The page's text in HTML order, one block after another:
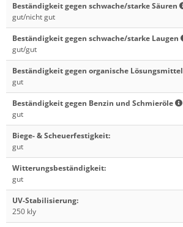
Beständigkeit gegen schwache/starke Säuren
gut/nicht gut
Beständigkeit gegen schwache/starke Laugen
gut/gut
Beständigkeit gegen organische Lösungsmittel
gut
Beständigkeit gegen Benzin und Schmieröle
gut
Biege- & Scheuerfestigkeit:
gut
Witterungsbeständigkeit:
gut
UV-Stabilisierung:
250 kly